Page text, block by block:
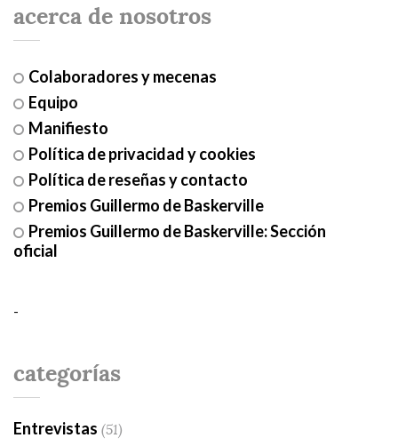
acerca de nosotros
Colaboradores y mecenas
Equipo
Manifiesto
Política de privacidad y cookies
Política de reseñas y contacto
Premios Guillermo de Baskerville
Premios Guillermo de Baskerville: Sección
oficial
-
categorías
Entrevistas (51)